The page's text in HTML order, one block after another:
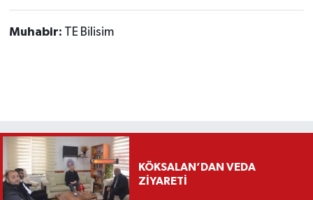
Muhabir: TE Bilisim
KÖKSALAN’DAN VEDA
ZİYARETİ